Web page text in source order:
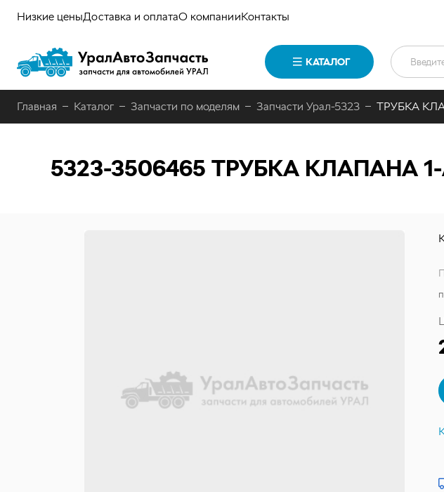
Низкие ценыДоставка и оплатаО компанииКонтакты
КАТАЛОГ
Главная Каталог Запчасти по моделям Запчасти Урал-5323 ТРУБКА
5323-3506465 ТРУБКА КЛАПАНА